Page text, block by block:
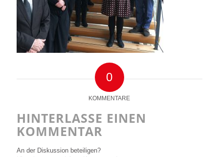
0
KOMMENTARE
HINTERLASSE EINEN
KOMMENTAR
An der Diskussion beteiligen?